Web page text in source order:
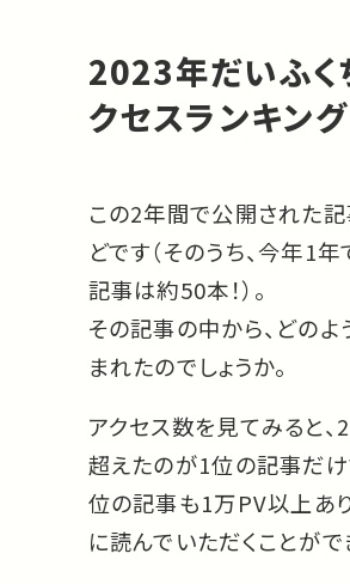
2023年だいふく
クセスランキン
この2年間で公開された
どです（そのうち、今年1
記事は約50本！）。
その記事の中から、どの
まれたのでしょうか。
アクセス数を見てみると
超えたのが1位の記事だけ
位の記事も1万PV以上あ
に読んでいただくことがで